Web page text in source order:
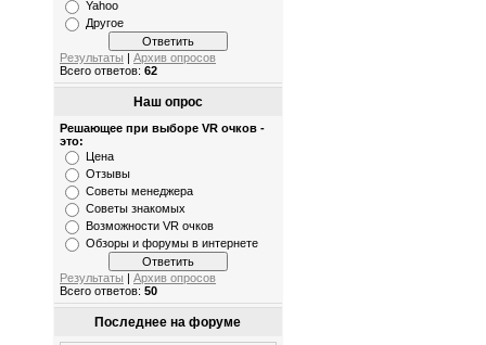
Yahoo
Другое
Результаты
Архив опросов
Всего ответов: 62
Наш опрос
Решающее при выборе VR очков -
это:
Цена
Отзывы
Советы менеджера
Советы знакомых
Возможности VR очков
Обзоры и форумы в интернете
Результаты
Архив опросов
Всего ответов: 50
Последнее на форуме